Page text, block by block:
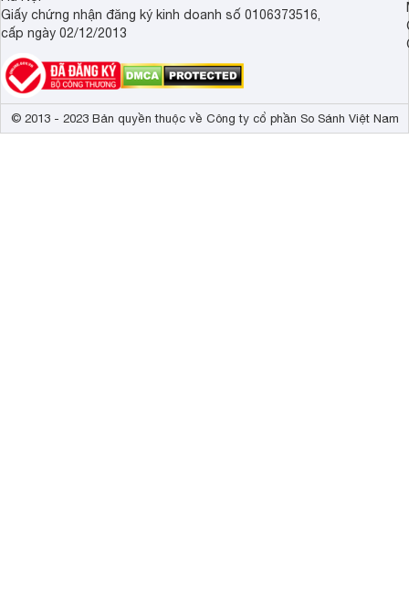
Giấy chứng nhận đăng ký kinh doanh số 0106373516,
cấp ngày 02/12/2013
© 2013 - 2023 Bản quyền thuộc về Công ty cổ phần So Sánh Việt Nam